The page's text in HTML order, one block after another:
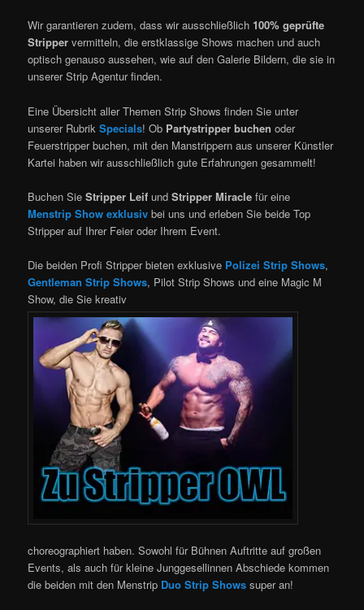
Wir garantieren zudem, dass wir ausschließlich 100% geprüfte
Stripper vermitteln, die erstklassige Shows machen und auch
optisch genauso aussehen, wie auf den Galerie Bildern, die sie in
unserer Strip Agentur finden.
Eine Übersicht aller Themen Strip Shows finden Sie unter
unserer RubrikSpecials! Ob Partystripper buchen oder
Feuerstripper buchen, mit den Manstrippern aus unserer Künstler
Kartei haben wir ausschließlich gute Erfahrungen gesammelt!
Buchen SieStripper Leif undStripper Miracle für eine
Menstrip Show exklusiv bei uns und erleben Sie beide Top
Stripper auf Ihrer Feier oder Ihrem Event.
Die beiden Profi Stripper bieten exklusive Polizei Strip Shows,
Gentleman Strip Shows, Pilot Strip Shows und eine Magic M
Show, die Sie kreativ
choreographiert haben. Sowohl für Bühnen Auftritte auf großen
Events, als auch für kleine Junggesellinnen Abschiede kommen
die beiden mit den Menstrip Duo Strip Shows super an!